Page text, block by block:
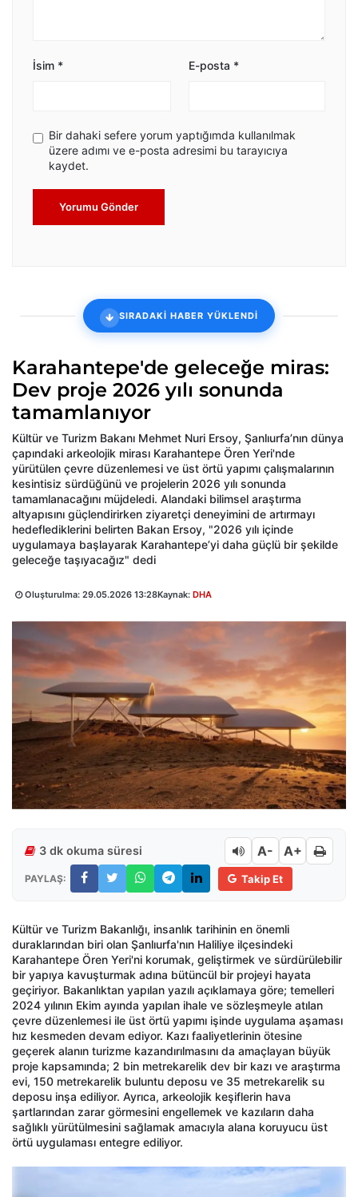
İsim * E-posta *
Bir dahaki sefere yorum yaptığımda kullanılmak
üzere adımı ve e-posta adresimi bu tarayıcıya
kaydet.
Yorumu Gönder
SIRADAKİ HABER YÜKLENDİ
Karahantepe'de geleceğe miras:
Dev proje 2026 yılı sonunda
tamamlanıyor
Kültür ve Turizm Bakanı Mehmet Nuri Ersoy, Şanlıurfa’nın dünya
çapındaki arkeolojik mirası Karahantepe Ören Yeri'nde
yürütülen çevre düzenlemesi ve üst örtü yapımı çalışmalarının
kesintisiz sürdüğünü ve projelerin 2026 yılı sonunda
tamamlanacağını müjdeledi. Alandaki bilimsel araştırma
altyapısını güçlendirirken ziyaretçi deneyimini de artırmayı
hedeflediklerini belirten Bakan Ersoy, "2026 yılı içinde
uygulamaya başlayarak Karahantepe’yi daha güçlü bir şekilde
geleceğe taşıyacağız" dedi
Oluşturulma: 29.05.2026 13:28Kaynak: DHA
3 dk okuma süresi A- A+
PAYLAŞ: Takip Et
Kültür ve Turizm Bakanlığı, insanlık tarihinin en önemli
duraklarından biri olan Şanlıurfa'nın Haliliye ilçesindeki
Karahantepe Ören Yeri'ni korumak, geliştirmek ve sürdürülebilir
bir yapıya kavuşturmak adına bütüncül bir projeyi hayata
geçiriyor. Bakanlıktan yapılan yazılı açıklamaya göre; temelleri
2024 yılının Ekim ayında yapılan ihale ve sözleşmeyle atılan
çevre düzenlemesi ile üst örtü yapımı işinde uygulama aşaması
hız kesmeden devam ediyor. Kazı faaliyetlerinin ötesine
geçerek alanın turizme kazandırılmasını da amaçlayan büyük
proje kapsamında; 2 bin metrekarelik dev bir kazı ve araştırma
evi, 150 metrekarelik buluntu deposu ve 35 metrekarelik su
deposu inşa ediliyor. Ayrıca, arkeolojik keşiflerin hava
şartlarından zarar görmesini engellemek ve kazıların daha
sağlıklı yürütülmesini sağlamak amacıyla alana koruyucu üst
örtü uygulaması entegre ediliyor.